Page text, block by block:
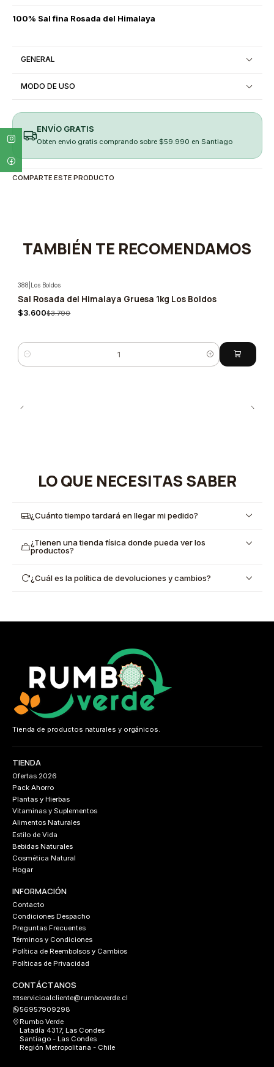
100% Sal fina Rosada del Himalaya
GENERAL
MODO DE USO
ENVÍO GRATIS
Obten envio gratis comprando sobre $59.990 en Santiago
COMPARTE ESTE PRODUCTO
TAMBIÉN TE RECOMENDAMOS
-5%
388 Los Boldos
Sal Rosada del Himalaya Gruesa 1kg Los Boldos
$3.600$3.790
Cantidad
LO QUE NECESITAS SABER
¿Cuánto tiempo tardará en llegar mi pedido?
¿Tienen una tienda física donde pueda ver los
productos?
¿Cuál es la política de devoluciones y cambios?
Tienda de productos naturales y orgánicos.
TIENDA
Ofertas 2026
Pack Ahorro
Plantas y Hierbas
Vitaminas y Suplementos
Alimentos Naturales
Estilo de Vida
Bebidas Naturales
Cosmética Natural
Hogar
INFORMACIÓN
Contacto
Condiciones Despacho
Preguntas Frecuentes
Términos y Condiciones
Política de Reembolsos y Cambios
Políticas de Privacidad
CONTÁCTANOS
servicioalcliente@rumboverde.cl
56957909298
Rumbo Verde
Latadía 4317, Las Condes
Santiago - Las Condes
Región Metropolitana - Chile